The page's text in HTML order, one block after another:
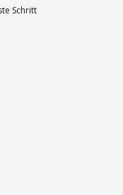
Schritt